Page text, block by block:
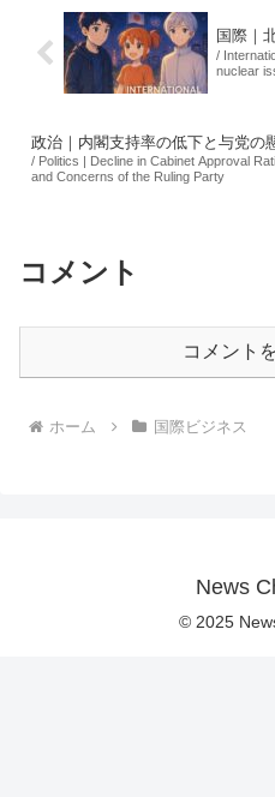
国際｜
/
nuclear
政治｜内閣支持率の低下と与党の
/ Politics | Decline in Cabinet Approval
and Concerns of the Ruling Party
コメント
コメント
ホーム 国際ビジネス
News
© 2025